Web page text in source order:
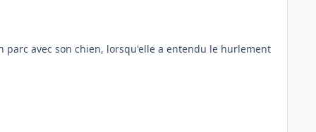
parc avec son chien, lorsqu'elle a entendu le hurlement